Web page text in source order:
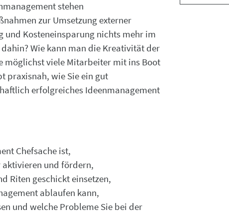
stehen
zur Umsetzung externer
und Kosteneinsparung nichts mehr im
Wie kann man die Kreativität der
möglichst viele Mitarbeiter mit ins Boot
praxisnah, wie Sie ein gut
erfolgreiches Ideenmanagement
Chefsache ist,
und fördern,
Riten geschickt einsetzen,
ablaufen kann,
und welche Probleme Sie bei der